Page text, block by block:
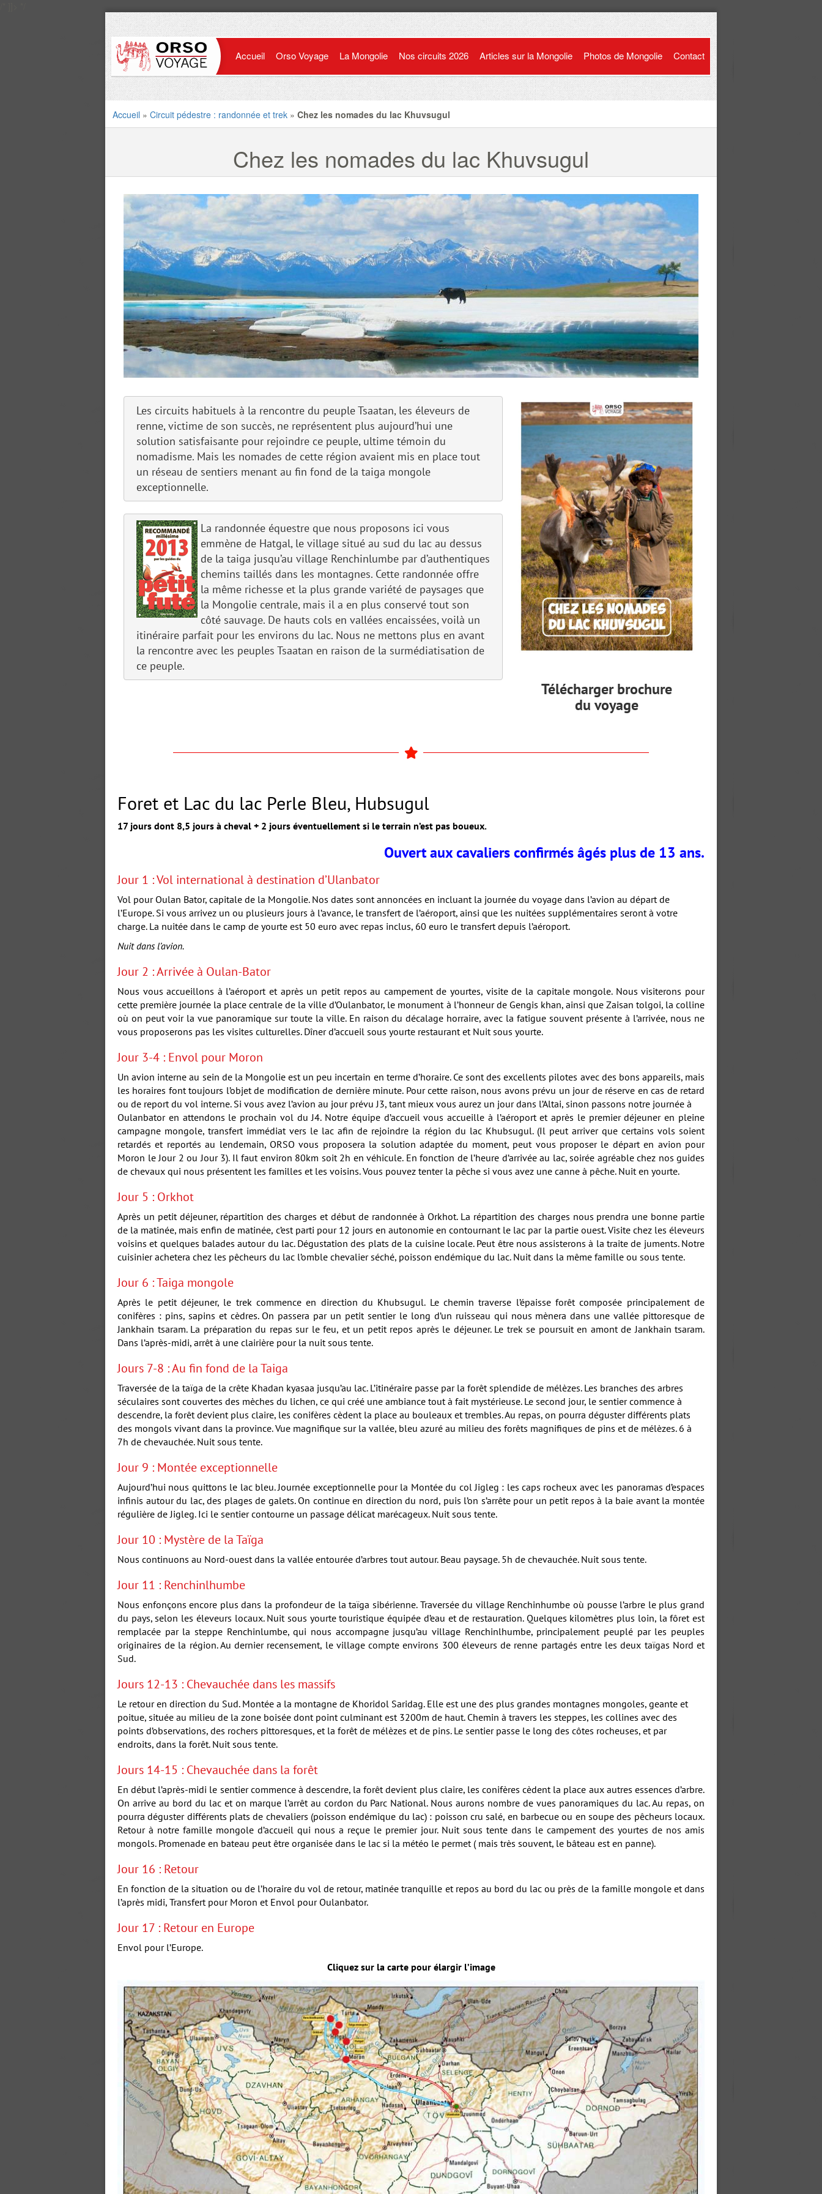
Accueil Orso Voyage La Mongolie Nos circuits 2026 Articles sur la Mongolie Photos de Mongolie Contact
Accueil » Circuit pédestre : randonnée et trek » Chez les nomades du lac Khuvsugul
Chez les nomades du lac Khuvsugul
Les circuits habituels à la rencontre du peuple Tsaatan, les éleveurs de
renne, victime de son succès, ne représentent plus aujourd’hui une
solution satisfaisante pour rejoindre ce peuple, ultime témoin du
nomadisme. Mais les nomades de cette région avaient mis en place tout
un réseau de sentiers menant au fin fond de la taiga mongole
exceptionnelle.
La randonnée équestre que nous proposons ici vous
emmène de Hatgal, le village situé au sud du lac au dessus
de la taiga jusqu’au village Renchinlumbe par d’authentiques
chemins taillés dans les montagnes. Cette randonnée offre
la même richesse et la plus grande variété de paysages que
la Mongolie centrale, mais il a en plus conservé tout son
côté sauvage. De hauts cols en vallées encaissées, voilà un
itinéraire parfait pour les environs du lac. Nous ne mettons plus en avant
la rencontre avec les peuples Tsaatan en raison de la surmédiatisation de
ce peuple.
Télécharger brochure
du voyage
Foret et Lac du lac Perle Bleu, Hubsugul
17 jours dont 8,5 jours à cheval + 2 jours éventuellement si le terrain n’est pas boueux.
Ouvert aux cavaliers confirmésâgés plus de 13 ans.
Jour 1 : Vol international à destination d’Ulanbator
Vol pour Oulan Bator, capitale de la Mongolie. Nos dates sont annoncées en incluant la journée du voyage dans l’avion au départ de
l’Europe. Si vous arrivez un ou plusieurs jours à l’avance, le transfert de l’aéroport, ainsi que les nuitées supplémentaires seront à votre
charge. La nuitée dans le camp de yourte est 50 euro avec repas inclus, 60 euro le transfert depuis l’aéroport.
Nuit dans l’avion.
Jour 2 : Arrivée à Oulan-Bator
Nous vous accueillons à l’aéroport et après un petit repos au campement de yourtes, visite de la capitale mongole. Nous visiterons pour
cette première journée la place centrale de la ville d’Oulanbator, le monument à l’honneur de Gengis khan, ainsi que Zaisan tolgoi, la colline
où on peut voir la vue panoramique sur toute la ville. En raison du décalage horraire, avec la fatigue souvent présente à l’arrivée, nous ne
vous proposerons pas les visites culturelles. Dîner d’accueil sous yourte restaurant et Nuit sous yourte.
Jour 3-4 : Envol pour Moron
Un avion interne au sein de la Mongolie est un peu incertain en terme d’horaire. Ce sont des excellents pilotes avec des bons appareils, mais
les horaires font toujours l’objet de modification de dernière minute. Pour cette raison, nous avons prévu un jour de réserve en cas de retard
ou de report du vol interne. Si vous avez l’avion au jour prévu J3, tant mieux vous aurez un jour dans l’Altai, sinon passons notre journée à
Oulanbator en attendons le prochain vol du J4. Notre équipe d’accueil vous accueille à l’aéroport et après le premier déjeuner en pleine
campagne mongole, transfert immédiat vers le lac afin de rejoindre la région du lac Khubsugul. (Il peut arriver que certains vols soient
retardés et reportés au lendemain, ORSO vous proposera la solution adaptée du moment, peut vous proposer le départ en avion pour
Moron le Jour 2 ou Jour 3). Il faut environ 80km soit 2h en véhicule. En fonction de l’heure d’arrivée au lac, soirée agréable chez nos guides
de chevaux qui nous présentent les familles et les voisins. Vous pouvez tenter la pêche si vous avez une canne à pêche. Nuit en yourte.
Jour 5 : Orkhot
Après un petit déjeuner, répartition des charges et début de randonnée à Orkhot. La répartition des charges nous prendra une bonne partie
de la matinée, mais enfin de matinée, c’est parti pour 12 jours en autonomie en contournant le lac par la partie ouest. Visite chez les éleveurs
voisins et quelques balades autour du lac. Dégustation des plats de la cuisine locale. Peut être nous assisterons à la traite de juments. Notre
cuisinier achetera chez les pêcheurs du lac l’omble chevalier séché, poisson endémique du lac. Nuit dans la même famille ou sous tente.
Jour 6 : Taiga mongole
Après le petit déjeuner, le trek commence en direction du Khubsugul. Le chemin traverse l’épaisse forêt composée principalement de
conifères : pins, sapins et cèdres. On passera par un petit sentier le long d’un ruisseau qui nous mènera dans une vallée pittoresque de
Jankhain tsaram. La préparation du repas sur le feu, et un petit repos après le déjeuner. Le trek se poursuit en amont de Jankhain tsaram.
Dans l’après-midi, arrêt à une clairière pour la nuit sous tente.
Jours 7-8 : Au fin fond de la Taiga
Traversée de la taïga de la crête Khadan kyasaa jusqu’au lac. L’itinéraire passe par la forêt splendide de mélèzes. Les branches des arbres
séculaires sont couvertes des mèches du lichen, ce qui créé une ambiance tout à fait mystérieuse. Le second jour, le sentier commence à
descendre, la forêt devient plus claire, les conifères cèdent la place au bouleaux et trembles. Au repas, on pourra déguster différents plats
des mongols vivant dans la province. Vue magnifique sur la vallée, bleu azuré au milieu des forêts magnifiques de pins et de mélèzes. 6 à
7h de chevauchée. Nuit sous tente.
Jour 9 : Montée exceptionnelle
Aujourd’hui nous quittons le lac bleu. Journée exceptionnelle pour la Montée du col Jigleg : les caps rocheux avec les panoramas d’espaces
infinis autour du lac, des plages de galets. On continue en direction du nord, puis l’on s’arrête pour un petit repos à la baie avant la montée
régulière de Jigleg. Ici le sentier contourne un passage délicat marécageux. Nuit sous tente.
Jour 10 : Mystère de la Taïga
Nous continuons au Nord-ouest dans la vallée entourée d’arbres tout autour. Beau paysage. 5h de chevauchée. Nuit sous tente.
Jour 11 : Renchinlhumbe
Nous enfonçons encore plus dans la profondeur de la taïga sibérienne. Traversée du village Renchinhumbe où pousse l’arbre le plus grand
du pays, selon les éleveurs locaux. Nuit sous yourte touristique équipée d’eau et de restauration. Quelques kilomètres plus loin, la fôret est
remplacée par la steppe Renchinlumbe, qui nous accompagne jusqu’au village Renchinlhumbe, principalement peuplé par les peuples
originaires de la région. Au dernier recensement, le village compte environs 300 éleveurs de renne partagés entre les deux taïgas Nord et
Sud.
Jours 12-13 : Chevauchée dans les massifs
Le retour en direction du Sud. Montée a la montagne de Khoridol Saridag. Elle est une des plus grandes montagnes mongoles, geante et
poitue, située au milieu de la zone boisée dont point culminant est 3200m de haut. Chemin à travers les steppes, les collines avec des
points d’observations, des rochers pittoresques, et la forêt de mélèzes et de pins. Le sentier passe le long des côtes rocheuses, et par
endroits, dans la forêt. Nuit sous tente.
Jours 14-15 : Chevauchée dans la forêt
En début l’après-midi le sentier commence à descendre, la forêt devient plus claire, les conifères cèdent la place aux autres essences d’arbre.
On arrive au bord du lac et on marque l’arrêt au cordon du Parc National. Nous aurons nombre de vues panoramiques du lac. Au repas, on
pourra déguster différents plats de chevaliers (poisson endémique du lac) : poisson cru salé, en barbecue ou en soupe des pêcheurs locaux.
Retour à notre famille mongole d’accueil qui nous a reçue le premier jour. Nuit sous tente dans le campement des yourtes de nos amis
mongols. Promenade en bateau peut être organisée dans le lac si la météo le permet ( mais très souvent, le bâteau est en panne).
Jour 16 : Retour
En fonction de la situation ou de l’horaire du vol de retour, matinée tranquille et repos au bord du lac ou près de la famille mongole et dans
l’après midi, Transfert pour Moron et Envol pour Oulanbator.
Jour 17 : Retour en Europe
Envol pour l’Europe.
Cliquez sur la carte pour élargir l’image